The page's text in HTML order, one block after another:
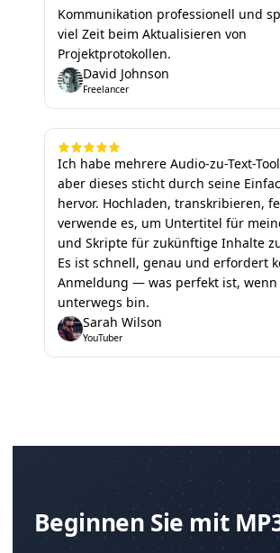
Kommunikation professionell und
viel Zeit beim Aktualisieren von
Projektprotokollen.
David Johnson
Freelancer
Ich habe mehrere Audio-zu-Text-
aber dieses sticht durch seine
hervor. Hochladen, transkribieren,
verwende es, um Untertitel für
und Skripte für zukünftige Inhalte
Es ist schnell, genau und erfordert
Anmeldung — was perfekt ist, wenn
unterwegs bin.
Sarah Wilson
YouTuber
Beginnen Sie mit